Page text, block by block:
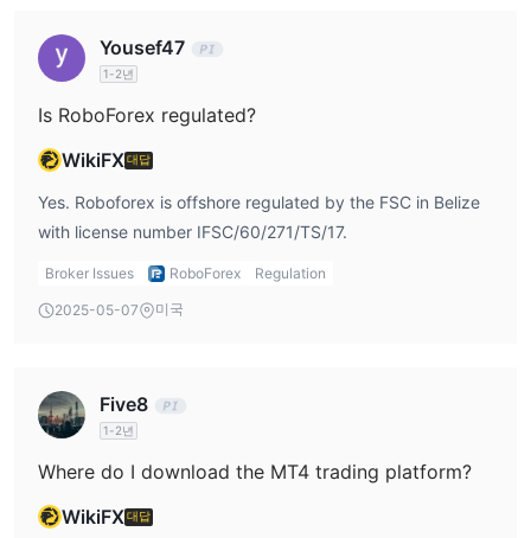
RoboForex 수수료수수료 없음
따라 다릅니다.
RoboForex는 다양한 거래 요구와 선호도를 충족시키기 위해 다양한
거래 플랫폼을 제공합니다.
RoboForex가 제공하는 가장 인기 있는 거래 플랫폼으로는
랫폼은 데스크톱, 웹 및 모바일 기기에서 사용할 수 있어 트레이더가
언제 어디서나 시장에 접근할 수 있습니다.
되는 트레이딩 플랫폼입니다.
MT5반면에, 는 MT4의 더 발전된 버전으로, 다중 통화 전략 테스트
및 더 고급 분석 도구와 같은 추가 기능을 갖추고 있습니다.
와 R StocksTrader를 포함한 자체 독점 플랫폼도 제공합니다.
Yousef47
1-2년
Is RoboForex regulated?
WikiFX대답
Yes. Roboforex is offshore regulated by the FSC in Belize
with license number IFSC/60/271/TS/17.
Broker Issues RoboForex Regulation
2025-05-07 미국
Five8
1-2년
Where do I download the MT4 trading platform?
WikiFX대답